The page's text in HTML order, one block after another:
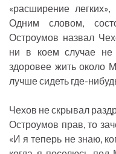
«расширение
Одним словом,
Остроумов назвал
ни в коем случае не
здоровее жить около
лучше сидеть где-
Чехов не скрывал
Остроумов прав, то
«И я теперь не знаю,